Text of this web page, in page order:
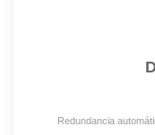
Redundancia